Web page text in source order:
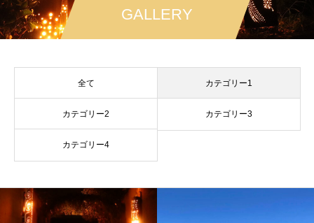
GALLERY
全て カテゴリー1
カテゴリー2 カテゴリー3
カテゴリー4